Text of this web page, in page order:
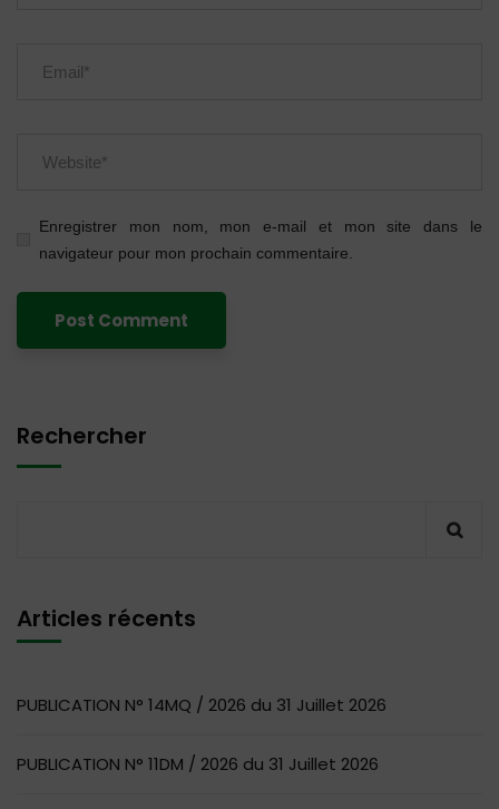
Enregistrer mon nom, mon e-mail et mon site dans le
navigateur pour mon prochain commentaire.
Rechercher
Articles récents
PUBLICATION N° 14MQ / 2026 du 31 Juillet 2026
PUBLICATION N° 11DM / 2026 du 31 Juillet 2026